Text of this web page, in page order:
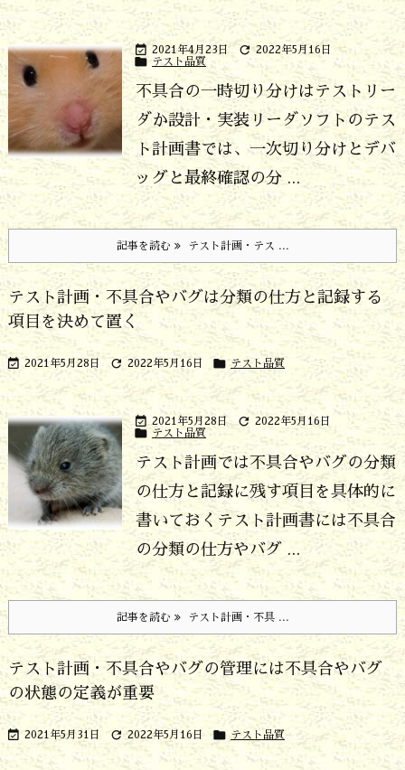
 2021年4月23日  2022年5月16日
 テスト品質
不具合の一時切り分けはテストリー
ダか設計・実装リーダ ソフトのテス
ト計画書では、一次切り分けとデバ
ッグと最終確認の分 ...
記事を読む テスト計画・テス ...
テスト計画・不具合やバグは分類の仕方と記録する
項目を決めて置く
 2021年5月28日  2022年5月16日  テスト品質
 2021年5月28日  2022年5月16日
 テスト品質
テスト計画では不具合やバグの分類
の仕方と記録に残す項目を具体的に
書いておく テスト計画書には不具合
の分類の仕方やバグ ...
記事を読む テスト計画・不具 ...
テスト計画・不具合やバグの管理には不具合やバグ
の状態の定義が重要
 2021年5月31日  2022年5月16日  テスト品質